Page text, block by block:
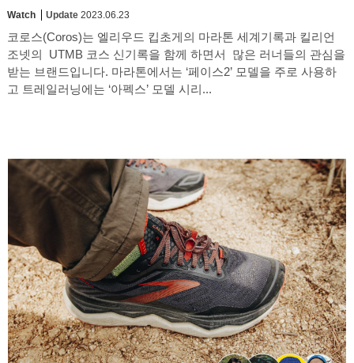
Watch Update 2023.06.23
코로스(Coros)는 엘리우드 킵초게의 마라톤 세계기록과 킬리언
조넷의 UTMB 코스 신기록을 함께 하면서 많은 러너들의 관심을
받는 브랜드입니다. 마라톤에서는 ‘페이스2’ 모델을 주로 사용하
고 트레일러닝에는 ‘아펙스’ 모델 시리...